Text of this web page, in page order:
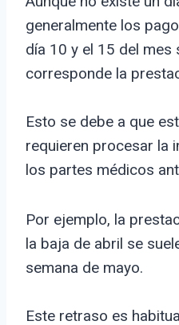
generalmente los
día 10 y el 15 del mes
corresponde la
Esto se debe a que
requieren procesar la
los partes médicos
Por ejemplo, la
la baja de abril se
semana de mayo.
Este retraso es